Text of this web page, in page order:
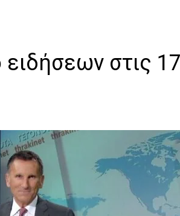
ειδήσεων στις